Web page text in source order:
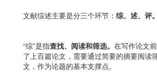
文献综述主要是分三个环节： 综、述、评。
“综”是指查找、阅读和筛选。 在写作论文
了上百篇论文，需要通过简要的摘要阅读
文，作为论题的基本支撑点。